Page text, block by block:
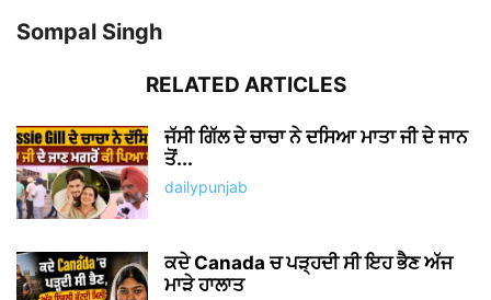
Sompal Singh
RELATED ARTICLES
ਜੱਸੀ ਗਿੱਲ ਦੇ ਚਾਚਾ ਨੇ ਦਸਿਆ ਮਾਤਾ ਜੀ ਦੇ ਜਾਨ
ਤੋਂ...
dailypunjab
ਕਦੇ Canada ਚ ਪੜ੍ਹਦੀ ਸੀ ਇਹ ਭੈਣ ਅੱਜ
ਮਾੜੇ ਹਾਲਾਤ